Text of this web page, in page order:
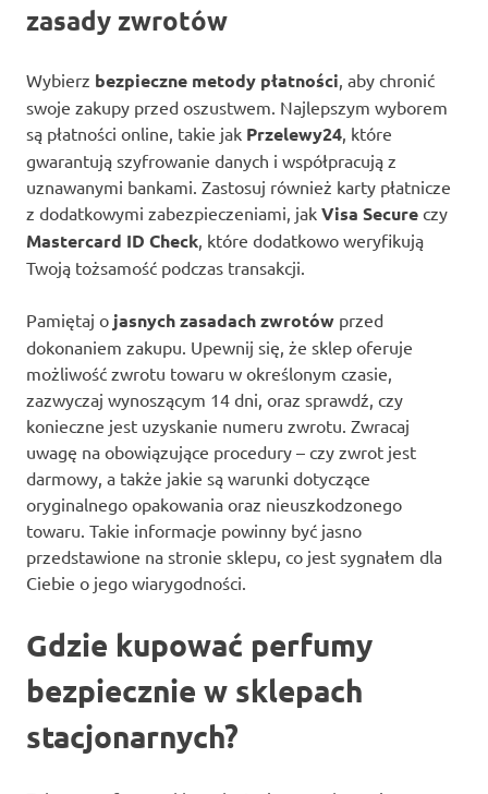
zasady zwrotów
Wybierz bezpieczne metody płatności, aby chronić
swoje zakupy przed oszustwem. Najlepszym wyborem
są płatności online, takie jak Przelewy24, które
gwarantują szyfrowanie danych i współpracują z
uznawanymi bankami. Zastosuj również karty płatnicze
z dodatkowymi zabezpieczeniami, jak Visa Secure czy
Mastercard ID Check, które dodatkowo weryfikują
Twoją tożsamość podczas transakcji.
Pamiętaj o jasnych zasadach zwrotów przed
dokonaniem zakupu. Upewnij się, że sklep oferuje
możliwość zwrotu towaru w określonym czasie,
zazwyczaj wynoszącym 14 dni, oraz sprawdź, czy
konieczne jest uzyskanie numeru zwrotu. Zwracaj
uwagę na obowiązujące procedury – czy zwrot jest
darmowy, a także jakie są warunki dotyczące
oryginalnego opakowania oraz nieuszkodzonego
towaru. Takie informacje powinny być jasno
przedstawione na stronie sklepu, co jest sygnałem dla
Ciebie o jego wiarygodności.
Gdzie kupować perfumy
bezpiecznie w sklepach
stacjonarnych?